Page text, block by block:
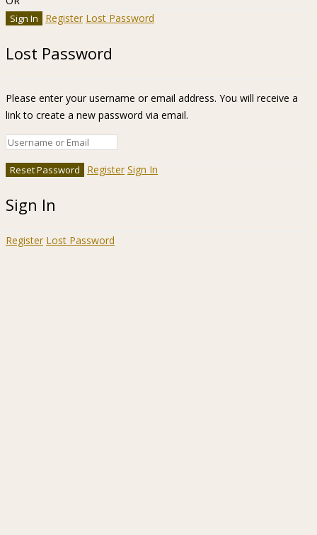
Register Lost Password
Lost Password
Please enter your username or email address. You will receive a
link to create a new password via email.
Register Sign In
Sign In
Register Lost Password